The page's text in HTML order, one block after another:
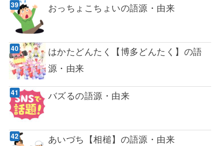
おっちょこちょいの語源・由来
はかたどんたく【博多どんたく】の語
源・由来
バズるの語源・由来
あいづち【相槌】の語源・由来